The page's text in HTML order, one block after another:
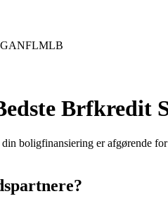
NFLMLB
Brfkredit
boligfinansiering er afgørende